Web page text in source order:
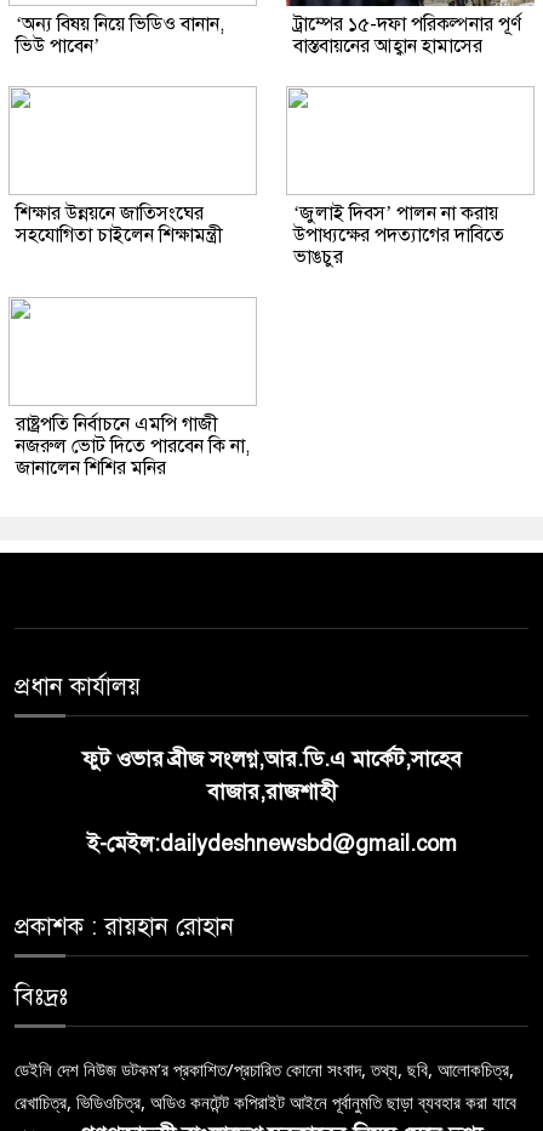
‘অন্য বিষয় নিয়ে ভিডিও বানান,
ভিউ পাবেন’
ট্রাম্পের ১৫-দফা পরিকল্পনার পূর্ণ
বাস্তবায়নের আহ্বান হামাসের
শিক্ষার উন্নয়নে জাতিসংঘের
সহযোগিতা চাইলেন শিক্ষামন্ত্রী
‘জুলাই দিবস’ পালন না করায়
উপাধ্যক্ষের পদত্যাগের দাবিতে
ভাঙচুর
রাষ্ট্রপতি নির্বাচনে এমপি গাজী
নজরুল ভোট দিতে পারবেন কি না,
জানালেন শিশির মনির
প্রধান কার্যালয়
ফুট ওভার ব্রীজ সংলগ্ন,আর.ডি.এ মার্কেট,সাহেব
বাজার,রাজশাহী
ই-মেইল:dailydeshnewsbd@gmail.com
প্রকাশক : রায়হান রোহান
বিঃদ্রঃ
ডেইলি দেশ নিউজ ডটকম’র প্রকাশিত/প্রচারিত কোনো সংবাদ, তথ্য, ছবি, আলোকচিত্র,
রেখাচিত্র, ভিডিওচিত্র, অডিও কনটেন্ট কপিরাইট আইনে পূর্বানুমতি ছাড়া ব্যবহার করা যাবে